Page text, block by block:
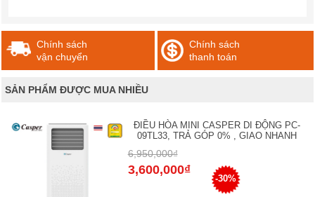
Chính sách
vận chuyển
Chính sách
thanh toán
SẢN PHẨM ĐƯỢC MUA NHIỀU
ĐIỀU HÒA MINI CASPER DI ĐỘNG PC-
09TL33, TRẢ GÓP 0% , GIAO NHANH
6,950,000₫
3,600,000₫
-30%